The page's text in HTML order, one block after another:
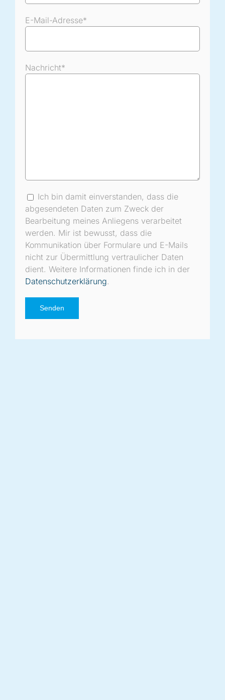
E-Mail-Adresse*
Nachricht*
Ich bin damit einverstanden, dass die
abgesendeten Daten zum Zweck der
Bearbeitung meines Anliegens verarbeitet
werden. Mir ist bewusst, dass die
Kommunikation über Formulare und E-Mails
nicht zur Übermittlung vertraulicher Daten
dient. Weitere Informationen finde ich in der
Datenschutzerklärung.